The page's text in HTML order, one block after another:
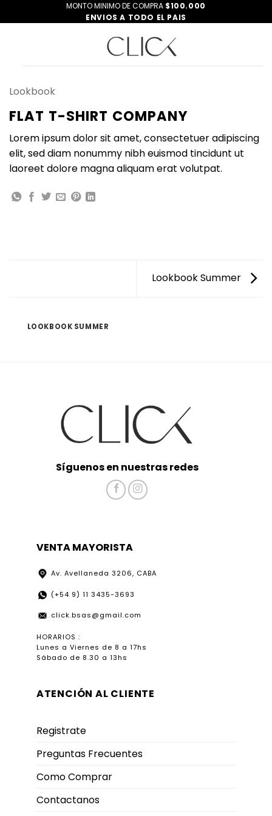
al
MONTO MINIMO DE COMPRA $100.000
ENVIOS A TODO EL PAIS
Lookbook
FLAT T-SHIRT COMPANY
Lorem ipsum dolor sit amet, consectetuer adipiscing
elit, sed diam nonummy nibh euismod tincidunt ut
laoreet dolore magna aliquam erat volutpat.
Lookbook Summer
LOOKBOOK SUMMER
Síguenos en nuestras redes
VENTA MAYORISTA
Av. Avellaneda 3206, CABA
(+54 9) 11 3435-3693
click.bsas@gmail.com
HORARIOS :
Lunes a Viernes de 8 a 17hs
Sábado de 8.30 a 13hs
ATENCIÓN AL CLIENTE
Registrate
Preguntas Frecuentes
Como Comprar
Contactanos